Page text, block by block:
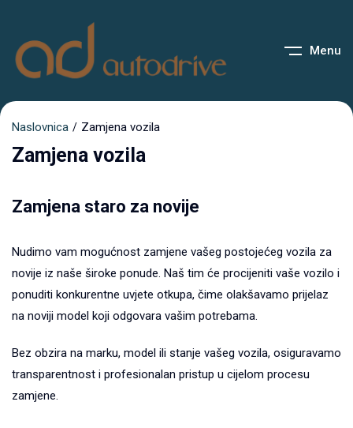
Menu
Naslovnica Zamjena vozila
Zamjena vozila
Zamjena staro za novije
Nudimo vam mogućnost zamjene vašeg postojećeg vozila za
novije iz naše široke ponude. Naš tim će procijeniti vaše vozilo i
ponuditi konkurentne uvjete otkupa, čime olakšavamo prijelaz
na noviji model koji odgovara vašim potrebama.
Bez obzira na marku, model ili stanje vašeg vozila, osiguravamo
transparentnost i profesionalan pristup u cijelom procesu
zamjene.